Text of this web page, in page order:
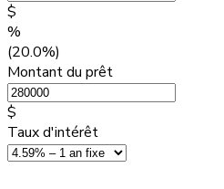
$
%
(20.0%)
Montant du prêt
$
Taux d'intérêt